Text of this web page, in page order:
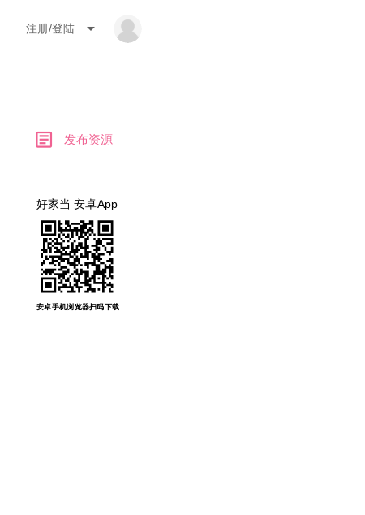
注册/登陆 arrow_drop_down
article 发布资源
好家当 安卓App
安卓手机浏览器扫码下载